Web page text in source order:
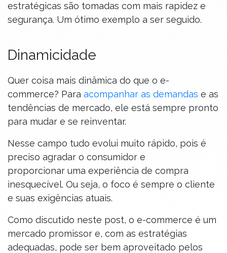
estratégicas são tomadas com mais rapidez e
segurança. Um ótimo exemplo a ser seguido.
Dinamicidade
Quer coisa mais dinâmica do que o e-
commerce? Para acompanhar as demandas e as
tendências de mercado, ele está sempre pronto
para mudar e se reinventar.
Nesse campo tudo evolui muito rápido, pois é
preciso agradar o consumidor e
proporcionar uma experiência de compra
inesquecível. Ou seja, o foco é sempre o cliente
e suas exigências atuais.
Como discutido neste post, o e-commerce é um
mercado promissor e, com as estratégias
adequadas, pode ser bem aproveitado pelos